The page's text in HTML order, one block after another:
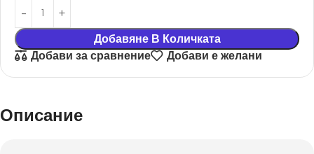
Добавяне В Количката
Добави за сравнение
Добави е желани
Описание